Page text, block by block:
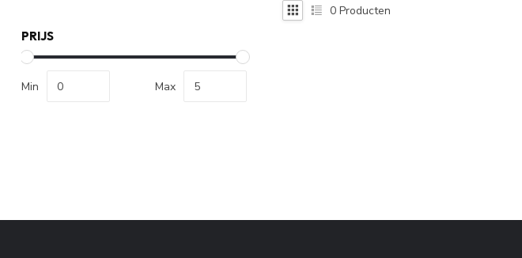
PRIJS
Min Max
0 Producten